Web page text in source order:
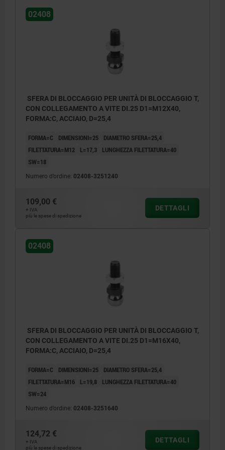
02408
SFERA DI BLOCCAGGIO PER UNITÀ DI BLOCCAGGIO T,
CON COLLEGAMENTO A VITE DI.25 D1=M12X40,
FORMA:C, ACCIAIO, D=25,4
FORMA=C DIMENSIONI=25
DIAMETRO SFERA=25,4
FILETTATURA=M12
L=17,3
LUNGHEZZA FILETTATURA=40
SW=18
Numero d’ordine: 02408-3251240
109,00 €
+ IVA
più le spese di spedizione
DETTAGLI
02408
SFERA DI BLOCCAGGIO PER UNITÀ DI BLOCCAGGIO T,
CON COLLEGAMENTO A VITE DI.25 D1=M16X40,
FORMA:C, ACCIAIO, D=25,4
FORMA=C DIMENSIONI=25
DIAMETRO SFERA=25,4
FILETTATURA=M16
L=19,8
LUNGHEZZA FILETTATURA=40
SW=24
Numero d’ordine: 02408-3251640
124,72 €
+ IVA
più le spese di spedizione
DETTAGLI